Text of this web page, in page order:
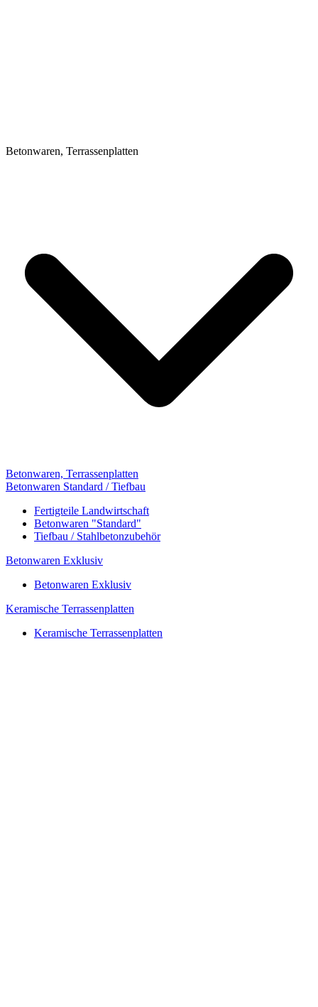
Betonwaren, Terrassenplatten
Betonwaren, Terrassenplatten
Betonwaren Standard / Tiefbau
Fertigteile Landwirtschaft
Betonwaren "Standard"
Tiefbau / Stahlbetonzubehör
Betonwaren Exklusiv
Betonwaren Exklusiv
Keramische Terrassenplatten
Keramische Terrassenplatten